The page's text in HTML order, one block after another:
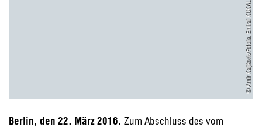
© Amir Kaljikovic/Fotolia, Emirali KOKAL
Berlin, den 22. März 2016. Zum Abschluss des vom